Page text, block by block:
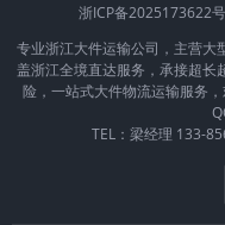
浙ICP备2025173622
专业浙江大件运输公司，主营大
盖浙江全境直达服务，承接超长
险，一站式大件物流运输服务
TEL：梁经理 133-